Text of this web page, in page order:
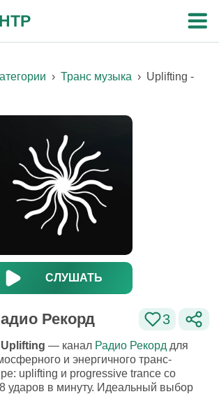
› Транс музыка › Uplifting -
СЛУШАТЬ
Рекорд 3
— канал Радио Рекорд для
и энергичного транс-
uplifting и progressive trance со
ударов в минуту. Идеальный выбор